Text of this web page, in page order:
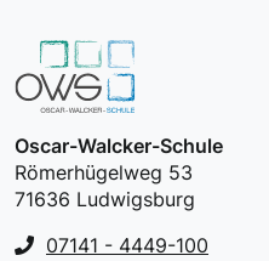
Oscar-Walcker-Schule
Römerhügelweg 53
71636 Ludwigsburg
07141 - 4449-100